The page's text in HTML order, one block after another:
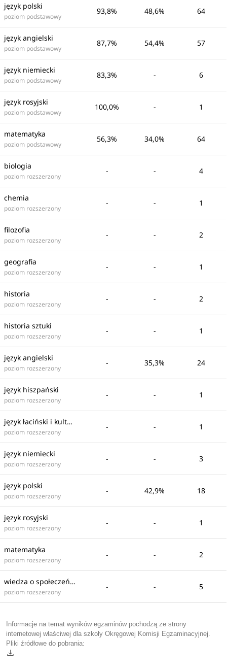
język polski
poziom podstawowy
93,8% 48,6% 64
język angielski
poziom podstawowy
87,7% 54,4% 57
język niemiecki
poziom podstawowy
83,3% - 6
język rosyjski
poziom podstawowy
100,0% - 1
matematyka
poziom podstawowy
56,3% 34,0% 64
biologia
poziom rozszerzony
- - 4
chemia
poziom rozszerzony
- - 1
filozofia
poziom rozszerzony
- - 2
geografia
poziom rozszerzony
- - 1
historia
poziom rozszerzony
- - 2
historia sztuki
poziom rozszerzony
- - 1
język angielski
poziom rozszerzony
- 35,3% 24
język hiszpański
poziom rozszerzony
- - 1
język łaciński i kultura antyczna
poziom rozszerzony
- - 1
język niemiecki
poziom rozszerzony
- - 3
język polski
poziom rozszerzony
- 42,9% 18
język rosyjski
poziom rozszerzony
- - 1
matematyka
poziom rozszerzony
- - 2
wiedza o społeczeństwie
poziom rozszerzony
- - 5
Informacje na temat wyników egzaminów pochodzą ze strony
internetowej właściwej dla szkoły Okręgowej Komisji Egzaminacyjnej.
Pliki źródłowe do pobrania: